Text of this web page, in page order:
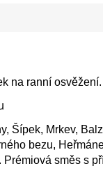
na ranní osvěžení.
Šípek, Mrkev,
bezu,
Prémiová směs s